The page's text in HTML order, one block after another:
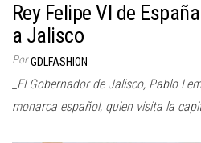
Rey Felipe VI de
a Jalisco
Por GDLFASHION
_El Gobernador de Jalisco, Pablo
monarca español, quien visita la